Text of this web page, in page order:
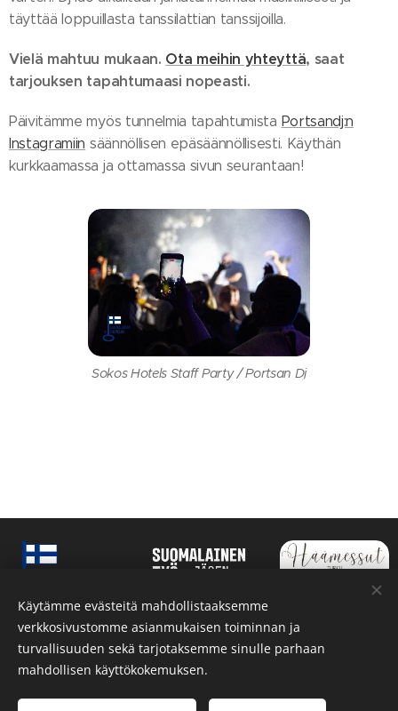
täyttää loppuillasta tanssilattian tanssijoilla.
Vielä mahtuu mukaan. Ota meihin yhteyttä, saat
tarjouksen tapahtumaasi nopeasti.
Päivitämme myös tunnelmia tapahtumista Portsandj:n
Instagramiin säännöllisen epäsäännöllisesti. Käythän
kurkkaamassa ja ottamassa sivun seurantaan!
Sokos Hotels Staff Party / Portsan Dj
Kaikki oikeudet pidätetään.
Kielet
Käytämme evästeitä mahdollistaaksemme
verkkosivustomme asianmukaisen toiminnan ja
turvallisuuden sekä tarjotaksemme sinulle parhaan
mahdollisen käyttökokemuksen.